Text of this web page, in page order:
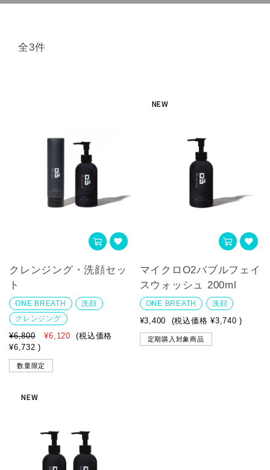
全3件
クレンジング・洗顔セッ
ト
ONE BREATH
洗顔
クレンジング
¥6,800 ¥6,120
(税込価格
¥6,732 )
数量限定
NEW
マイクロO2バブルフェイ
スウォッシュ 200ml
ONE BREATH 洗顔
¥3,400 (税込価格 ¥3,740 )
定期購入対象商品
NEW